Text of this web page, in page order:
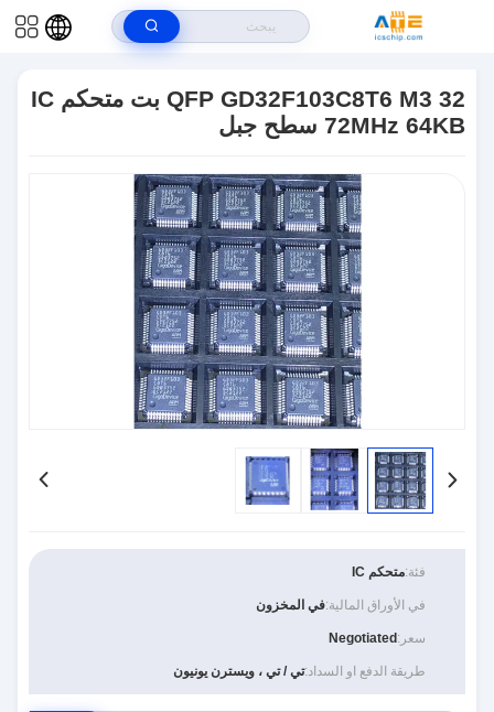
المنتجات متحكم IC
72MHz 64KB سطح جبل
QFP GD32F103C8T6 M3 32 بت متحكم IC
72MHz 64KB سطح جبل
فئة:متحكم IC
في الأوراق المالية:في المخزون
سعر: Negotiated
طريقة الدفع او السداد:تي / تي ، ويسترن يونيون